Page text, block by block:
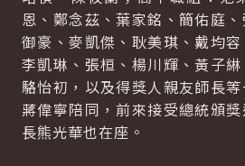
恩、鄭念茲、葉家銘、簡佑庭
御豪、麥凱傑、耿美琪、戴均容
李凱琳、張桓、楊川輝、黃子綝
駱怡初，以及得獎人親友師長
蔣偉寧陪同，前來接受總統頒
長熊光華也在座。